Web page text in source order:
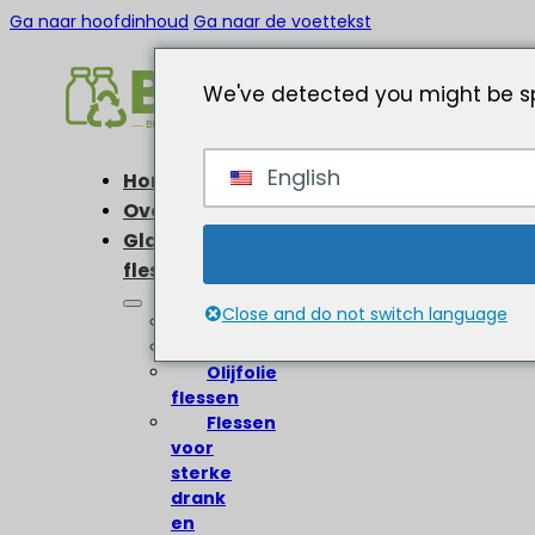
Ga naar hoofdinhoud Ga naar de voettekst
Home
Over
Glazen
flessen
Wijnflessen
Olijfolie
flessen
Flessen
voor
sterke
drank
en
We've detected you might be
English
Close and do not switch language